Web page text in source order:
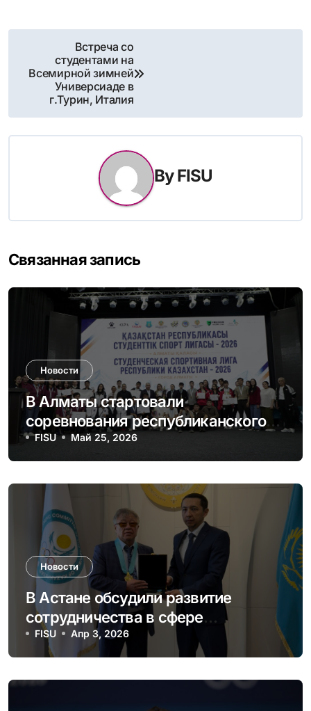
Навигация
по
записям
Встреча со
студентами на
Всемирной зимней
Универсиаде в
г.Турин, Италия
ByFISU
Связанная запись
Новости
В Алматы стартовали
соревнования республиканского
этапа Студенческой спортивной
лиги
FISU Май 25, 2026
Новости
В Астане обсудили развитие
сотрудничества в сфере
студенческого спорта и
олимпийского движения
FISU Апр 3, 2026